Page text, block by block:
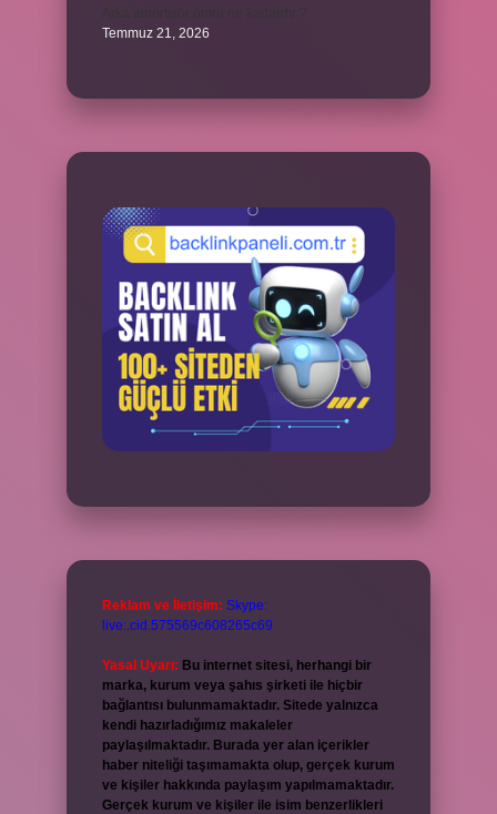
Temmuz 21, 2026
Reklam ve İletişim: Skype:
live:.cid.575569c608265c69
Yasal Uyarı: Bu internet sitesi, herhangi bir
marka, kurum veya şahıs şirketi ile hiçbir
bağlantısı bulunmamaktadır. Sitede yalnızca
kendi hazırladığımız makaleler
paylaşılmaktadır. Burada yer alan içerikler
haber niteliği taşımamakta olup, gerçek kurum
ve kişiler hakkında paylaşım yapılmamaktadır.
Gerçek kurum ve kişiler ile isim benzerlikleri